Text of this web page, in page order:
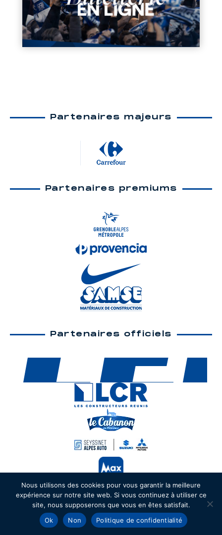
Partenaires majeurs
Partenaires premiums
Partenaires officiels
Nous utilisons des cookies pour vous garantir la meilleure
expérience sur notre site web. Si vous continuez à utiliser ce
site, nous supposerons que vous en êtes satisfait.
Ok
Non Politique de confidentialité